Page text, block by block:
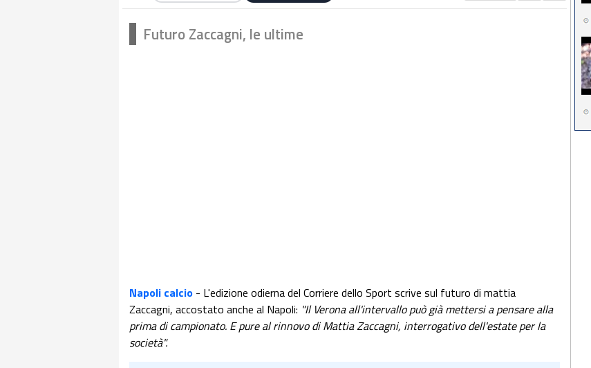
Futuro Zaccagni, le ultime
Napoli calcio - L'edizione odierna del Corriere dello Sport scrive sul futuro di mattia
Zaccagni, accostato anche al Napoli: "Il Verona all'intervallo può già mettersi a pensare alla
prima di campionato. E pure al rinnovo di Mattia Zaccagni, interrogativo dell'estate per la
società".